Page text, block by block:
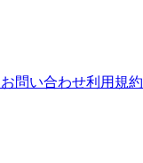
お問い合わせ利用規約